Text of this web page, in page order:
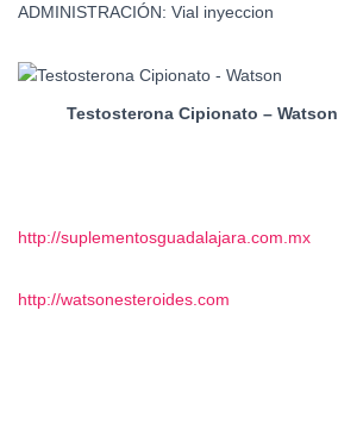
ADMINISTRACIÓN: Vial inyeccion
Testosterona Cipionato – Watson
http://suplementosguadalajara.com.mx
http://watsonesteroides.com